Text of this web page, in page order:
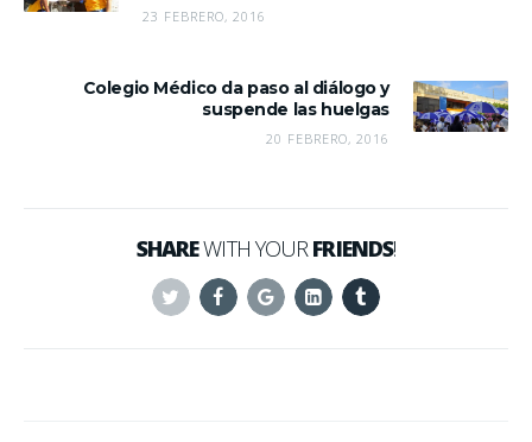
23 FEBRERO, 2016
Colegio Médico da paso al diálogo y
suspende las huelgas
20 FEBRERO, 2016
SHAREWITH YOURFRIENDS!